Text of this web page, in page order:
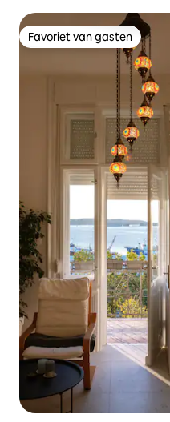
Favoriet van gasten
Favoriet van gasten